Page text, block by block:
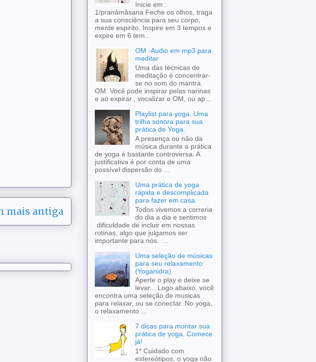
mais antiga
Inicie em :
1/pranâmâsana Feche os olhos, traga
a sua consciência para seu corpo,
mente espirito. Inspire em 3 tempos e
expire em 6 tem...
OM -Audio em mp3 para
meditar
Uma das técnicas de
meditação é concentrar-
se no som do mantra
OM. Você pode inspirar pelas narinas
e ao expirar , vocalizar o OM, ou ap...
Playlist para yoga. Uma
trilha sonora para sua
prática de Yoga.
A presença ou não da
música durante a prática
de yoga é bastante controversa. A
justificativa é por conta de uma
possível dispersão do ...
Uma prática de yoga
rápida e descomplicada
para fazer em casa.
Todos vivemos a correria
do dia a dia e sentimos
dificuldade de incluir em nossas
rotinas, algo que julgamos ser
importante para nós. ...
Uma seleção de músicas
para seu relaxamento
(Yoganidra)
Aperte o play e deixe se
levar... Logo abaixo, você
encontra uma seleção de musicas
para relaxar, ou se conectar. No yoga,
o relaxamento ...
7 dicas para montar sua
prática de yoga. Comece
já!
1* Cuidado com
estereótipos, o yoga não